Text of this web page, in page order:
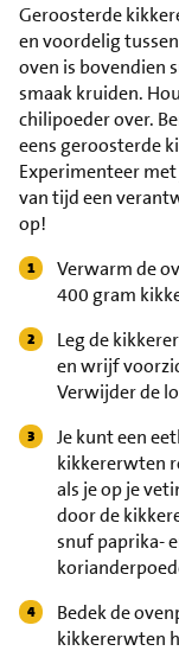
Geroosterde
en voordelig
oven is bovendien
smaak kruiden.
chilipoeder over.
eens geroosterde
Experimenteer
van tijd een
op!
Verwarm de
400 gram
Leg de
en wrijf
Verwijder de
Je kunt een
kikkererwten
als je op je
door de
snuf paprika-
Bedek de
kikkererwten